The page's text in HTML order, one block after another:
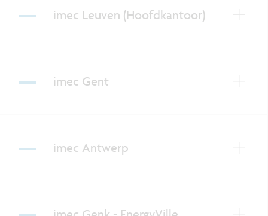
imec Leuven (Hoofdkantoor)
imec Gent
imec Antwerp